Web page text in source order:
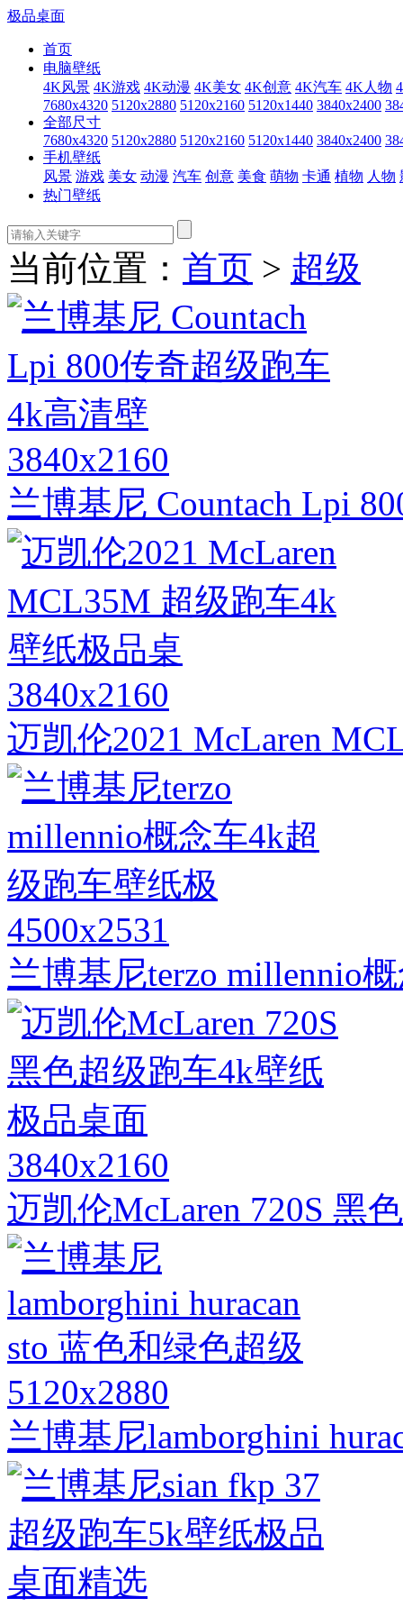
极品桌面
首页
电脑壁纸
4K风景 4K游戏 4K动漫 4K美女 4K创意 4K汽车 4K人物
7680x4320 5120x2880 5120x2160 5120x1440 3840x2400
全部尺寸
7680x4320 5120x2880 5120x2160 5120x1440 3840x2400
手机壁纸
风景 游戏 美女 动漫 汽车 创意 美食 萌物 卡通 植物 人物
热门壁纸
当前位置： 首页 > 超级
3840x2160
兰博基尼 Countach Lpi
3840x2160
迈凯伦2021 McLaren
4500x2531
兰博基尼terzo millennio
3840x2160
迈凯伦McLaren 720S 黑
5120x2880
兰博基尼lamborghini